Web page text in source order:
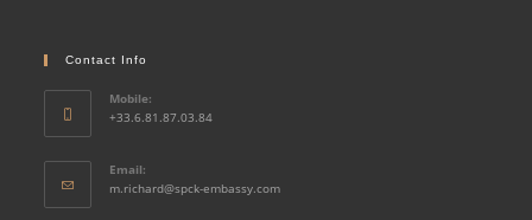
Contact Info
Mobile:
+33.6.81.87.03.84
Email:
m.richard@spck-embassy.comOpens